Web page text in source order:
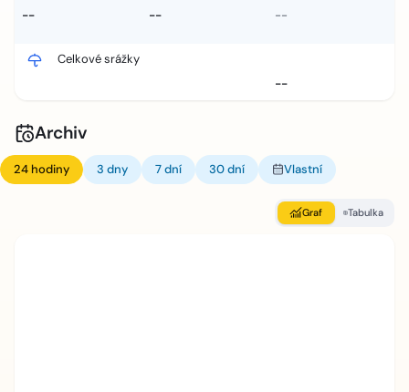
--
-- --
Celkové srážky
--
Archiv
24 hodiny 3 dny 7 dní 30 dní Vlastní
Graf Tabulka